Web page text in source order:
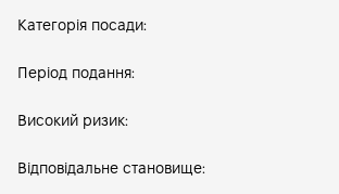
Категорія посади:
Період подання:
Високий ризик:
Відповідальне становище: